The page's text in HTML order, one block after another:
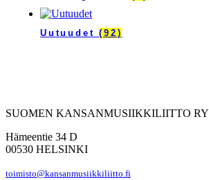
Uutuudet(92)
SUOMEN KANSANMUSIIKKILIITTO RY
Hämeentie 34 D
00530 HELSINKI
toimisto@kansanmusiikkiliitto.fi